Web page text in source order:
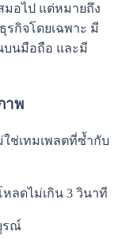
มอไป แต่หมายถึง
รกิจโดยเฉพาะ มี
บนมือถือ และมี
าพ
ช่เทมเพลตที่ซ้ำกับ
ลดไม่เกิน 3 วินาที
รณ์